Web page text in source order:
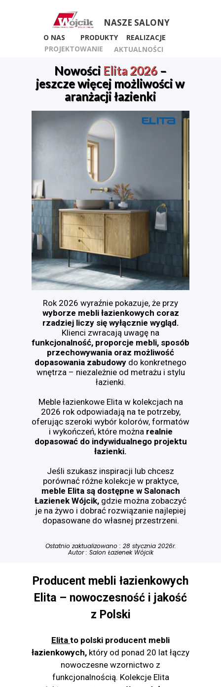
REALIZACJE
PROJEKTOWANIE
O NAS
PRODUKTY
AKTUALNOŚCI
NASZE SALONY
Nowości Elita 2026–
jeszcze więcej możliwości w
aranżacji łazienki
Rok 2026 wyraźnie pokazuje, że przy
wyborze mebli łazienkowych coraz
rzadziej liczy się wyłącznie wygląd.
Klienci zwracają uwagę na
funkcjonalność, proporcje mebli, sposób
przechowywania oraz możliwość
dopasowania zabudowy do konkretnego
wnętrza – niezależnie od metrażu i stylu
łazienki.
Meble łazienkowe Elita w kolekcjach na
2026 rok odpowiadają na te potrzeby,
oferując szeroki wybór kolorów, formatów
i wykończeń, które można realnie
dopasować do indywidualnego projektu
łazienki.
Jeśli szukasz inspiracji lub chcesz
porównać różne kolekcje w praktyce,
meble Elita są dostępne w Salonach
Łazienek Wójcik, gdzie można zobaczyć
je na żywo i dobrać rozwiązanie najlepiej
dopasowane do własnej przestrzeni.
Ostatnio zaktualizowano : 28 stycznia 2026r.
Autor : Salon Łazienek Wójcik
Elita to polski producent mebli
łazienkowych, który od ponad 20 lat łączy
nowoczesne wzornictwo z
funkcjonalnością. Kolekcje Elita
Producent mebli łazienkowych
Elita – nowoczesność i jakość
z Polski